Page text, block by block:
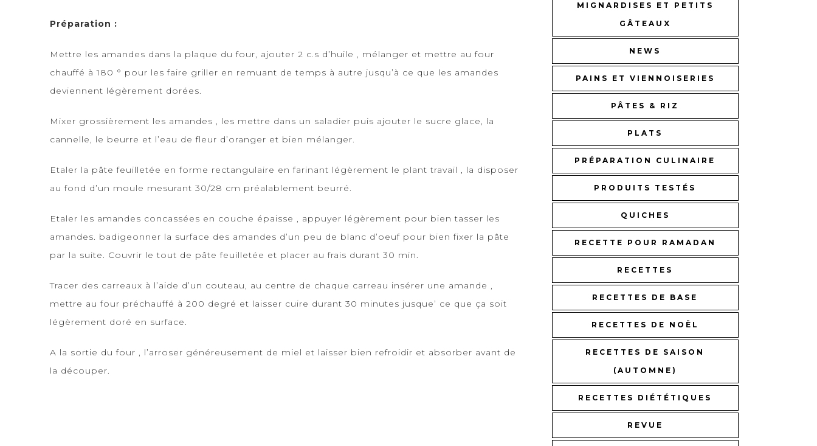
Préparation :
Mettre les amandes dans la plaque du four, ajouter 2 c.s d’huile , mélanger et mettre au four
chauffé à 180 ° pour les faire griller en remuant de temps à autre jusqu’à ce que les amandes
deviennent légèrement dorées.
Mixer grossièrement les amandes , les mettre dans un saladier puis ajouter le sucre glace, la
cannelle, le beurre et l’eau de fleur d’oranger et bien mélanger.
Etaler la pâte feuilletée en forme rectangulaire en farinant légèrement le plant travail , la disposer
au fond d’un moule mesurant 30/28 cm préalablement beurré.
Etaler les amandes concassées en couche épaisse , appuyer légèrement pour bien tasser les
amandes. badigeonner la surface des amandes d’un peu de blanc d’oeuf pour bien fixer la pâte
par la suite. Couvrir le tout de pâte feuilletée et placer au frais durant 30 min.
Tracer des carreaux à l’aide d’un couteau, au centre de chaque carreau insérer une amande ,
mettre au four préchauffé à 200 degré et laisser cuire durant 30 minutes jusque’ ce que ça soit
légèrement doré en surface.
A la sortie du four , l’arroser généreusement de miel et laisser bien refroidir et absorber avant de
la découper.
MIGNARDISES ET PETITS
GÂTEAUX
NEWS
PAINS ET VIENNOISERIES
PÂTES & RIZ
PLATS
PRÉPARATION CULINAIRE
PRODUITS TESTÉS
QUICHES
RECETTE POUR RAMADAN
RECETTES
RECETTES DE BASE
RECETTES DE NOËL
RECETTES DE SAISON
(AUTOMNE)
RECETTES DIÉTÉTIQUES
REVUE